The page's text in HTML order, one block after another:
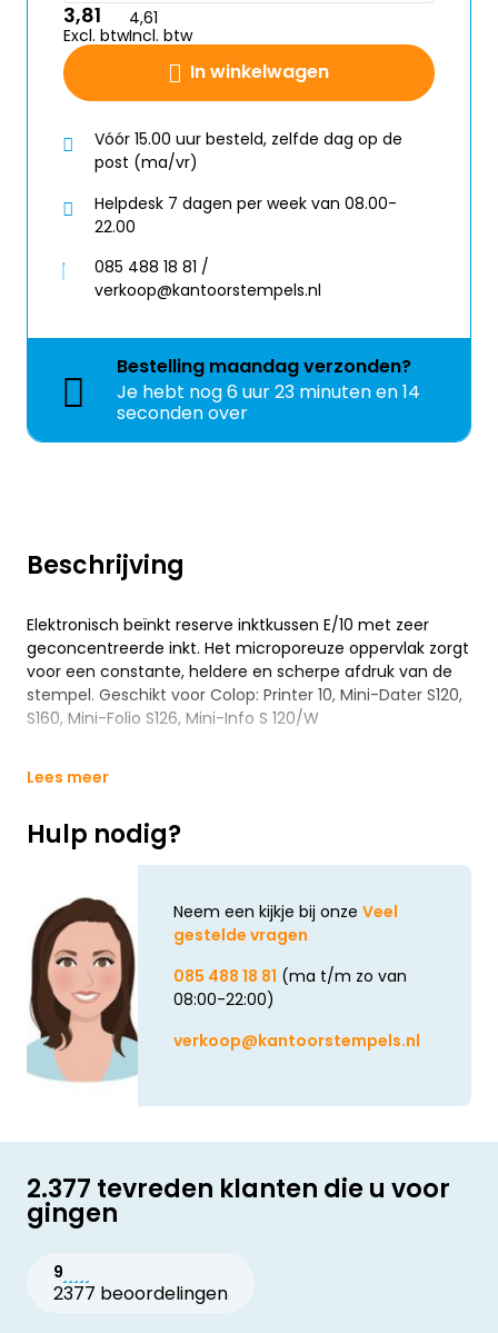
Beschrijving
Elektronisch beïnkt reserve inktkussen E/10 met zeer
geconcentreerde inkt. Het microporeuze oppervlak zorgt
voor een constante, heldere en scherpe afdruk van de
stempel. Geschikt voor Colop: Printer 10, Mini-Dater S120,
S160, Mini-Folio S126, Mini-Info S 120/W
Lees meer
Hulp nodig?
Neem een kijkje bij onze Veel
gestelde vragen
085 488 18 81 (ma t/m zo van
08:00-22:00)
verkoop@kantoorstempels.nl
In winkelwagen
3,81
Excl. btw
4,61
Incl. btw
Vóór 15.00 uur besteld, zelfde dag op de
post (ma/vr)
Helpdesk 7 dagen per week van 08.00-
22.00
085 488 18 81 /
verkoop@kantoorstempels.nl
Bestelling maandagverzonden?
Je hebt nog6 uur 23 minuten en 13
seconden over
2.377 tevreden klanten die u voor
gingen
9
2377 beoordelingen